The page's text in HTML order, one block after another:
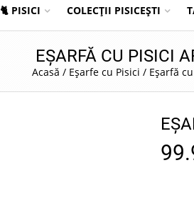
🐈 PISICI COLECȚII PISICEȘTI
EȘARFĂ CU PISICI
Acasă / Eșarfe cu Pisici / Eșarfă